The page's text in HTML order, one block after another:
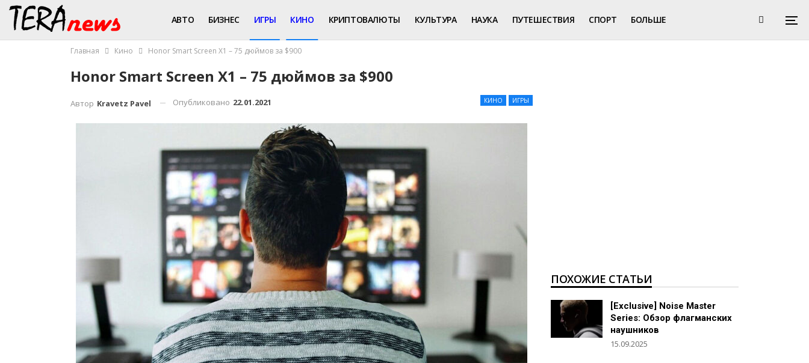
АВТО БИЗНЕС ИГРЫ КИНО КРИПТОВАЛЮТЫ КУЛЬТУРА НАУКА ПУТЕШЕСТВИЯ СПОРТ БОЛЬШЕ
Главная Кино Honor Smart Screen X1 – 75 дюймов за $900
Honor Smart Screen X1 – 75 дюймов за $900
КИНО ИГРЫ
Автор Kravetz Pavel Опубликовано 22.01.2021
ПОХОЖИЕ СТАТЬИ
[Exclusive] Noise Master
Series: Обзор флагманских
наушников
15.09.2025